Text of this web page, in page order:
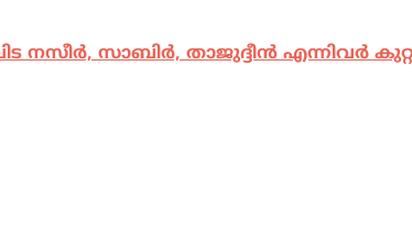
നസീര്‍, സാബിര്‍, താജുദ്ദീന്‍ എന്നിവര്‍